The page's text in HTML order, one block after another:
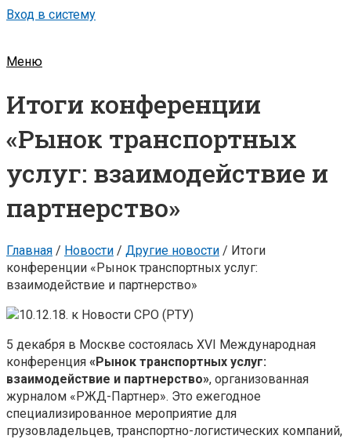
Вход в систему
Меню
Итоги конференции
«Рынок транспортных
услуг: взаимодействие и
партнерство»
Главная / Новости / Другие новости / Итоги
конференции «Рынок транспортных услуг:
взаимодействие и партнерство»
5 декабря в Москве состоялась XVI Международная
конференция «Рынок транспортных услуг:
взаимодействие и партнерство», организованная
журналом «РЖД-Партнер». Это ежегодное
специализированное мероприятие для
грузовладельцев, транспортно-логистических компаний,